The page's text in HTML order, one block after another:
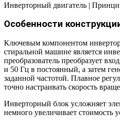
Инверторный двигатель |
Особенности
Ключевым компонентом
стиральной машине является
преобразователь преобразует
и 50 Гц в постоянный, а затем
заданной частотой. Плавное
точно настраивать скорость
Инверторный блок усложняет
немного увеличивает стоимость